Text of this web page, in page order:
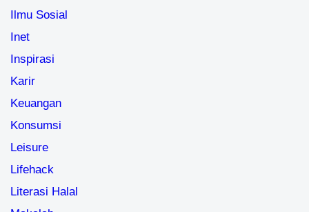
Ilmu Sosial
Inet
Inspirasi
Karir
Keuangan
Konsumsi
Leisure
Lifehack
Literasi Halal